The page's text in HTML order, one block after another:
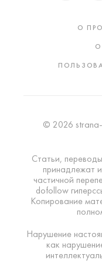
О
© 2026 strana-
Статьи,
принадлежат
частичной
dofollow
Копирование
Нарушение
как